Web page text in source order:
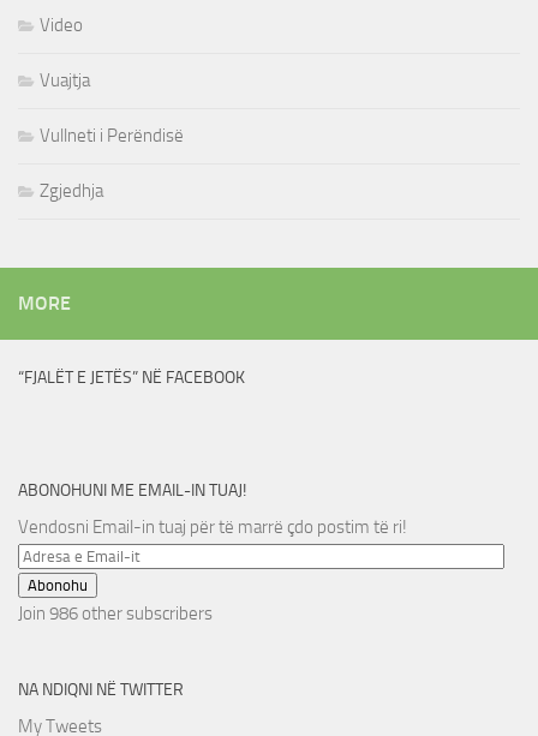
Video
Vuajtja
Vullneti i Perëndisë
Zgjedhja
MORE
“FJALËT E JETËS” NË FACEBOOK
ABONOHUNI ME EMAIL-IN TUAJ!
Vendosni Email-in tuaj për të marrë çdo postim të ri!
Adresa
Email-
Abonohu
Join 986 other subscribers
NA NDIQNI NË TWITTER
My Tweets